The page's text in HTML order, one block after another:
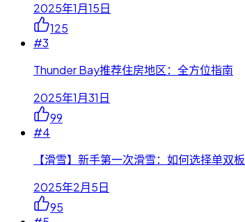
2025年1月15日
125
#3
Thunder Bay推荐住房地区：全方位指南
2025年1月31日
99
#4
【滑雪】新手第一次滑雪：如何选择单双板
2025年2月5日
95